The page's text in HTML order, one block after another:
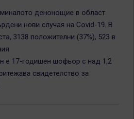
денонощие в област
нови случая на Covid-19. В
3138 положителни (37%), 523 в
е 17-годишен шофьор с над 1,2
свидетелство за